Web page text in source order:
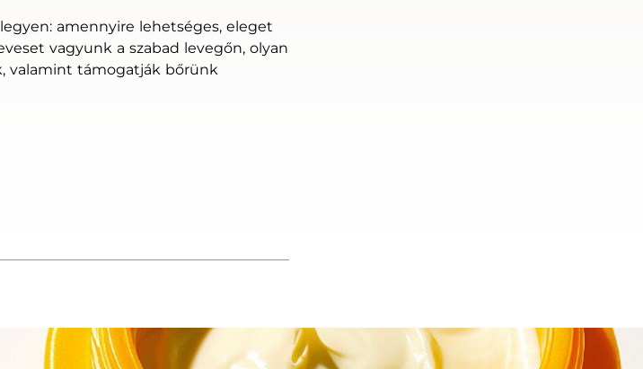
amennyire lehetséges, eleget
vagyunk a szabad levegőn, olyan
valamint támogatják bőrünk